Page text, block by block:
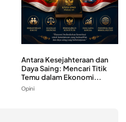
Antara Kesejahteraan dan
Daya Saing: Mencari Titik
Temu dalam Ekonomi...
Opini